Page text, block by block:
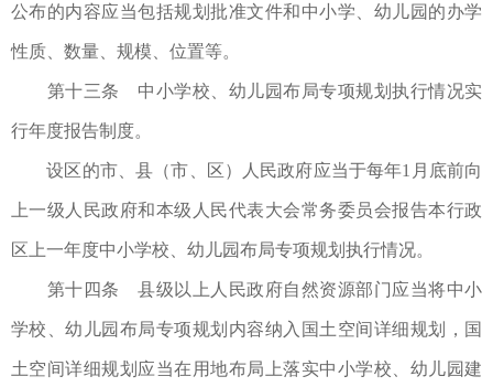
公布的内容应当包括规划批准文件和中小学、幼儿园的办学
性质、数量、规模、位置等。
第十三条 中小学校、幼儿园布局专项规划执行情况实
行年度报告制度。
设区的市、县（市、区）人民政府应当于每年1月底前向
上一级人民政府和本级人民代表大会常务委员会报告本行政
区上一年度中小学校、幼儿园布局专项规划执行情况。
第十四条 县级以上人民政府自然资源部门应当将中小
学校、幼儿园布局专项规划内容纳入国土空间详细规划，国
土空间详细规划应当在用地布局上落实中小学校、幼儿园建